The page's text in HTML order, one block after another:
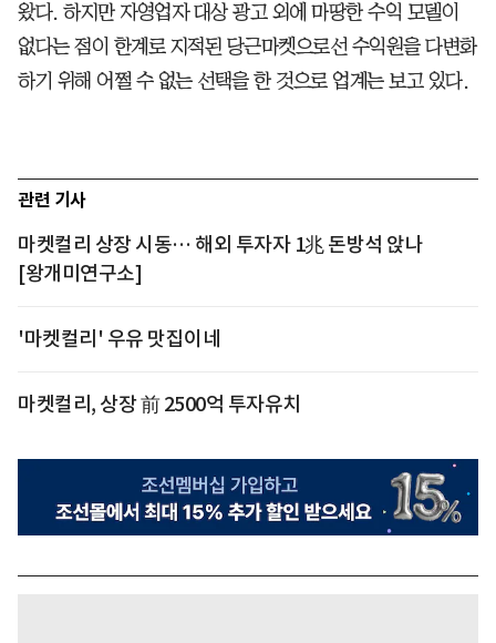
왔다. 하지만 자영업자 대상 광고 외에 마땅한 수익 모델이
없다는 점이 한계로 지적된 당근마켓으로선 수익원을 다변화
하기 위해 어쩔 수 없는 선택을 한 것으로 업계는 보고 있다.
관련 기사
마켓컬리 상장 시동… 해외 투자자 1兆 돈방석 앉나
[왕개미연구소]
'마켓컬리' 우유 맛집이네
마켓컬리, 상장 前 2500억 투자유치